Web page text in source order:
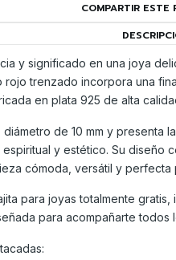
COMPARTIR ESTE
y significado en una joya
rojo trenzado incorpora una
en plata 925 de alta
diámetro de 10 mm y presenta
y estético. Su diseño
cómoda, versátil y
para joyas totalmente
para acompañarte todos